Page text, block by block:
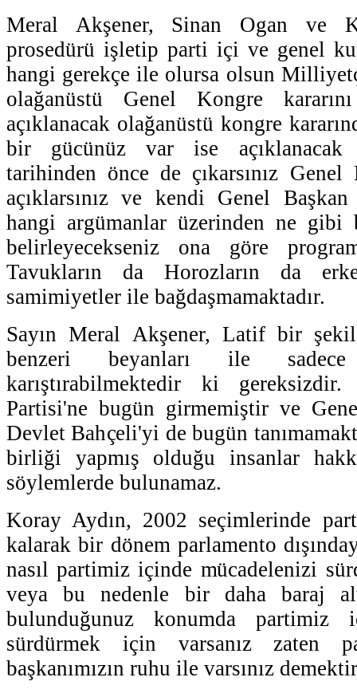
Meral Akşener, Sinan Ogan ve
prosedürü işletip parti içi ve genel
hangi gerekçe ile olursa olsun
olağanüstü Genel Kongre kararını
açıklanacak olağanüstü kongre
bir gücünüz var ise açıklanacak
tarihinden önce de çıkarsınız Genel
açıklarsınız ve kendi Genel
hangi argümanlar üzerinden ne
belirleyecekseniz ona göre
Tavukların da Horozların da
samimiyetler ile bağdaşmamaktadır.
Sayın Meral Akşener, Latif bir
benzeri beyanları ile
karıştırabilmektedir ki
Partisi'ne bugün girmemiştir ve
Devlet Bahçeli'yi de bugün
birliği yapmış olduğu insanlar
söylemlerde bulunamaz.
Koray Aydın, 2002 seçimlerinde
kalarak bir dönem parlamento
nasıl partimiz içinde mücadelenizi
veya bu nedenle bir daha baraj
bulunduğunuz konumda partimiz
sürdürmek için varsanız zaten
başkanımızın ruhu ile varsınız